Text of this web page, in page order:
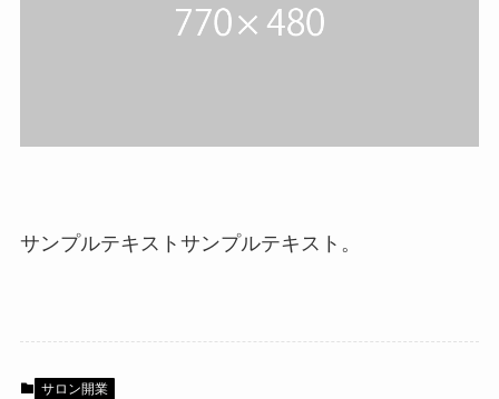
サンプルテキストサンプルテキスト。
サロン開業